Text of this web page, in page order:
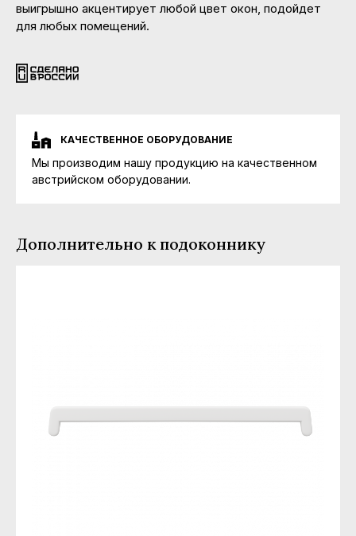
выигрышно акцентирует любой цвет окон, подойдет
для любых помещений.
КАЧЕСТВЕННОЕ ОБОРУДОВАНИЕ
Мы производим нашу продукцию на качественном
австрийском оборудовании.
Дополнительно к подоконнику